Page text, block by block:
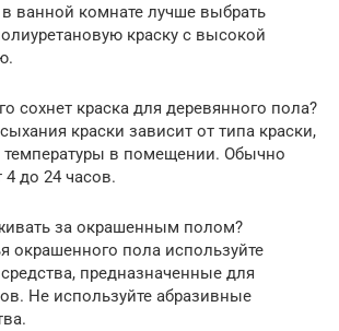
ванной комнате лучше выбрать
краску с высокой
сохнет краска для деревянного пола?
краски зависит от типа краски,
в помещении. Обычно
4 до 24 часов.
за окрашенным полом?
окрашенного пола используйте
предназначенные для
Не используйте абразивные